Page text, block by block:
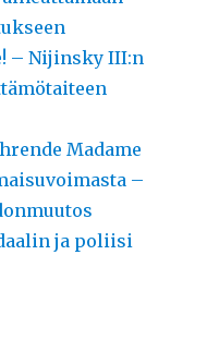
– Nijinsky III:n
Madame
–
ja poliisi